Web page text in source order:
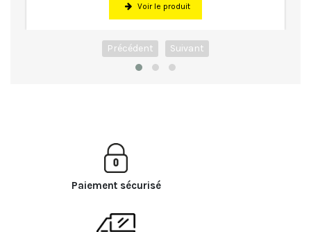
Voir le produit
Précédent Suivant
Paiement sécurisé